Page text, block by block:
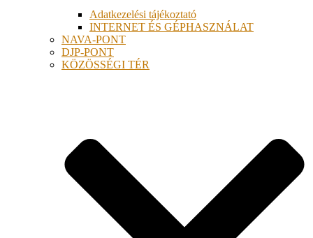
Adatkezelési tájékoztató
INTERNET ÉS GÉPHASZNÁLAT
NAVA-PONT
DJP-PONT
KÖZÖSSÉGI TÉR